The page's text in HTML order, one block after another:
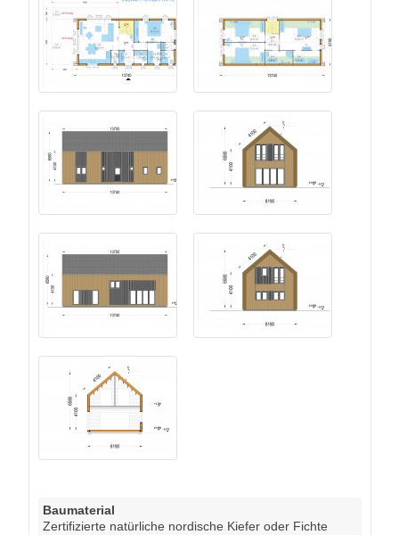
Baumaterial
Zertifizierte natürliche nordische Kiefer oder Fichte